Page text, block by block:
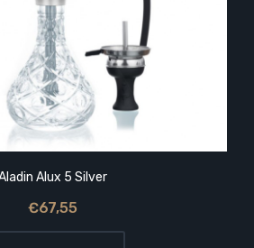
Alux 5 Silver
€67,55